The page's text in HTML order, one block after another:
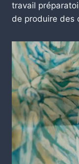
travail
de produire des